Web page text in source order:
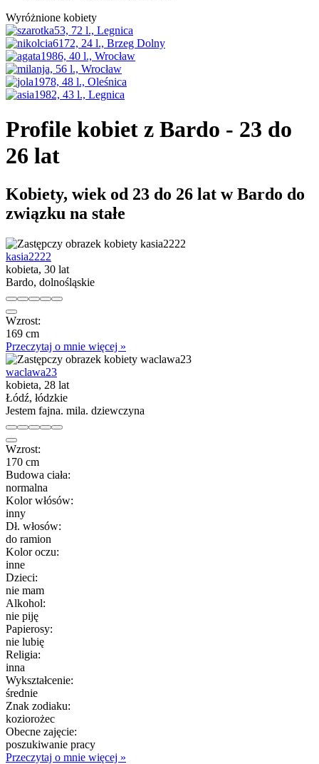
Wyróżnione kobiety
Profile kobiet z Bardo - 23 do
26 lat
Kobiety, wiek od 23 do 26 lat w Bardo do
związku na stałe
kasia2222
kobieta, 30 lat
Bardo, dolnośląskie
Wzrost:
169 cm
Przeczytaj o mnie więcej »
waclawa23
kobieta, 28 lat
Łódź, łódzkie
Jestem fajna. mila. dziewczyna
Wzrost:
170 cm
Budowa ciała:
normalna
Kolor włósów:
inny
Dł. włosów:
do ramion
Kolor oczu:
inne
Dzieci:
nie mam
Alkohol:
nie piję
Papierosy:
nie lubię
Religia:
inna
Wykształcenie:
średnie
Znak zodiaku:
koziorożec
Obecne zajęcie:
poszukiwanie pracy
Przeczytaj o mnie więcej »